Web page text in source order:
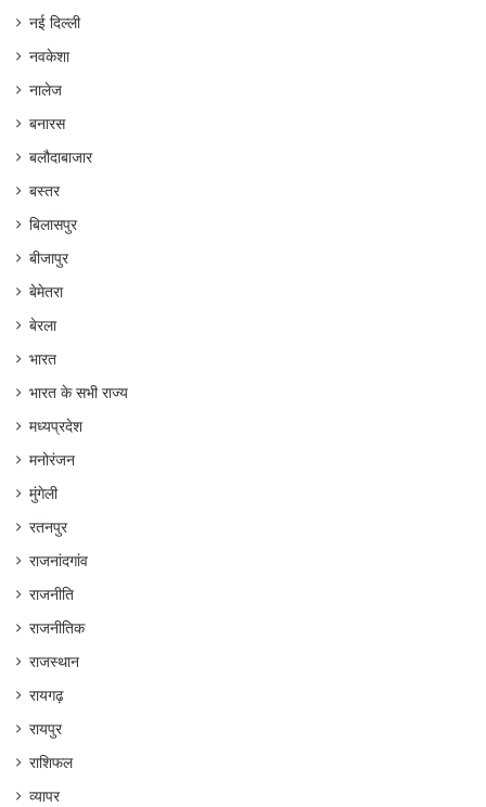
नई दिल्ली
नवकेशा
नालेज
बनारस
बलौदाबाजार
बस्तर
बिलासपुर
बीजापुर
बेमेतरा
बेरला
भारत
भारत के सभी राज्य
मध्यप्रदेश
मनोरंजन
मुंगेली
रतनपुर
राजनांदगांव
राजनीति
राजनीतिक
राजस्थान
रायगढ़
रायपुर
राशिफल
व्यापर